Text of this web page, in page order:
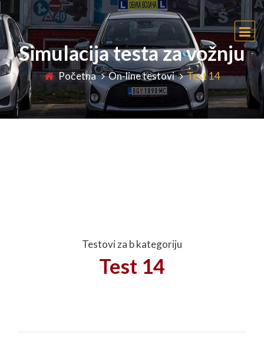
Simulacija testa za vožnju
Početna On-line testovi Test 14
Testovi za b kategoriju
Test 14